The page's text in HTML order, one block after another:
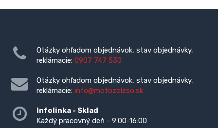
Otázky ohľadom objednávok, stav objednávky,
reklámacie: 0907 747 530
Otázky ohľadom objednávok, stav objednávky,
reklámacie: info@motozolzso.sk
Infolinka - Sklad
Každý pracovný deň - 9:00-16:00